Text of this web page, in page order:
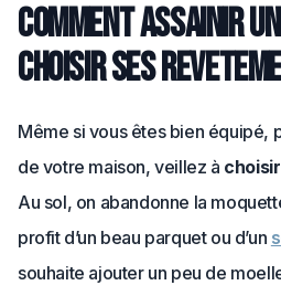
Comment assainir
choisir ses
Même si vous êtes bien équipé,
de votre maison, veillez à
Au sol, on abandonne la
profit d’un beau parquet ou d’un
souhaite ajouter un peu de